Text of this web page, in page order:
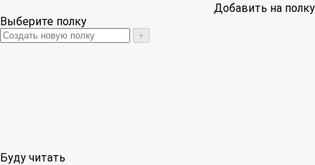
Добавить на полку
Выберите полку
+
Буду читать